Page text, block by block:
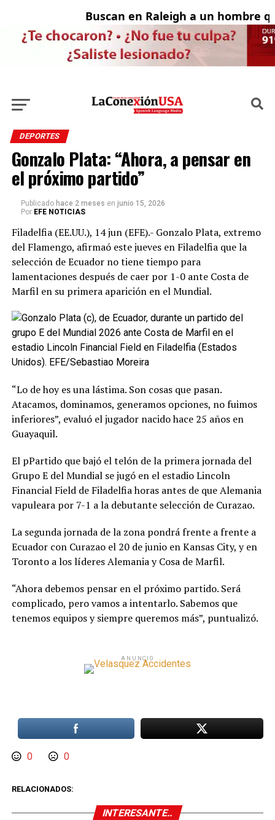
Buscan en Raleigh a un hombre
DEPORTES
Gonzalo Plata: “Ahora, a pensar en
el próximo partido”
Publicado hace 2 meses en junio 15, 2026
Por EFE NOTICIAS
Filadelfia (EE.UU.), 14 jun (EFE).- Gonzalo Plata, extremo
del Flamengo, afirmaó este jueves en Filadelfia que la
selección de Ecuador no tiene tiempo para
lamentaciones después de caer por 1-0 ante Costa de
Marfil en su primera aparición en el Mundial.
“Lo de hoy es una lástima. Son cosas que pasan.
Atacamos, dominamos, generamos opciones, no fuimos
inferiores”, evaluó el jugador nacido hace 25 años en
Guayaquil.
El pPartido que bajó el telón de la primera jornada del
Grupo E del Mundial se jugó en el estadio Lincoln
Financial Field de Filadelfia horas antes de que Alemania
vapuleara por 7-1 a la debutante selección de Curazao.
La segunda jornada de la zona pondrá frente a frente a
Ecuador con Curazao el 20 de junio en Kansas City, y en
Toronto a los líderes Alemania y Cosa de Marfil.
“Ahora debemos pensar en el próximo partido. Será
complicado, pero vamos a intentarlo. Sabemos que
tenemos equipos y siempre queremos más”, puntualizó.
ANUNCIO
0 0
RELACIONADOS:
INTERESANTE..